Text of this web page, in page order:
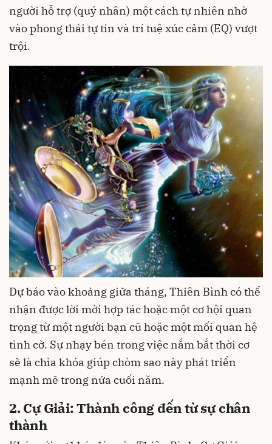
người hỗ trợ (quý nhân) một cách tự nhiên nhờ
vào phong thái tự tin và trí tuệ xúc cảm (EQ) vượt
trội.
Dự báo vào khoảng giữa tháng, Thiên Bình có thể
nhận được lời mời hợp tác hoặc một cơ hội quan
trọng từ một người bạn cũ hoặc một mối quan hệ
tình cờ. Sự nhạy bén trong việc nắm bắt thời cơ
sẽ là chìa khóa giúp chòm sao này phát triển
mạnh mẽ trong nửa cuối năm.
2. Cự Giải: Thành công đến từ sự chân
thành